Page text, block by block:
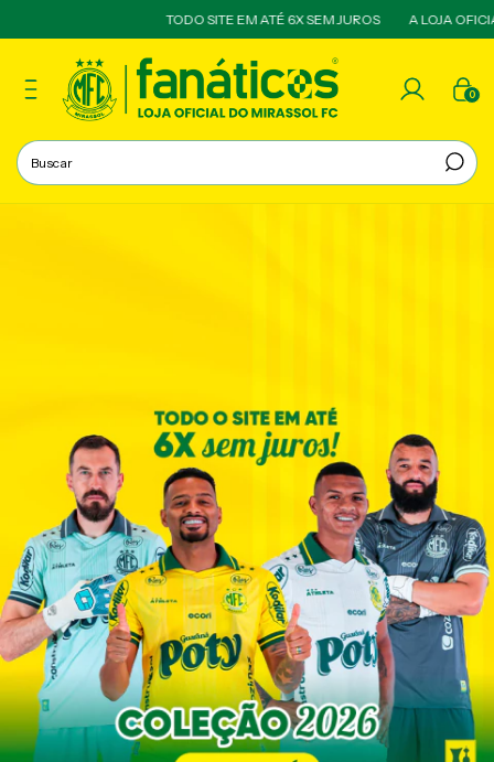
TODO SITE EM ATÉ 6X SEM JUROS A LOJA OFICIAL DO
0